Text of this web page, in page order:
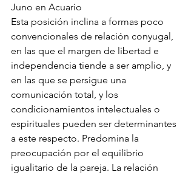
Juno en Acuario
Esta posición inclina a formas poco
convencionales de relación conyugal,
en las que el margen de libertad e
independencia tiende a ser amplio, y
en las que se persigue una
comunicación total, y los
condicionamientos intelectuales o
espirituales pueden ser determinantes
a este respecto. Predomina la
preocupación por el equilibrio
igualitario de la pareja. La relación